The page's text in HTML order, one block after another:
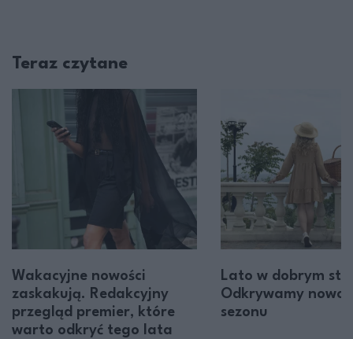
Teraz czytane
Wakacyjne nowości
zaskakują. Redakcyjny
przegląd premier, które
warto odkryć tego lata
Lato w dobrym
Odkrywamy
sezonu